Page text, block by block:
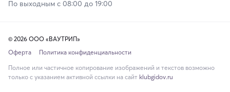
По выходным с 08:00 до 19:00
© 2026 ООО «ВАУТРИП»
Оферта
Политика конфиденциальности
Полное или частичное копирование изображений и текстов возможно
только с указанием активной ссылки на сайт klubgidov.ru